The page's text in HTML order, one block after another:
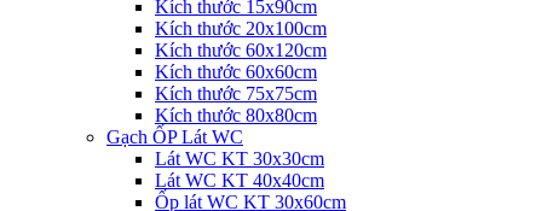
Kích thước 15x90cm
Kích thước 20x100cm
Kích thước 60x120cm
Kích thước 60x60cm
Kích thước 75x75cm
Kích thước 80x80cm
Gạch ỐP Lát WC
Lát WC KT 30x30cm
Lát WC KT 40x40cm
Ốp lát WC KT 30x60cm